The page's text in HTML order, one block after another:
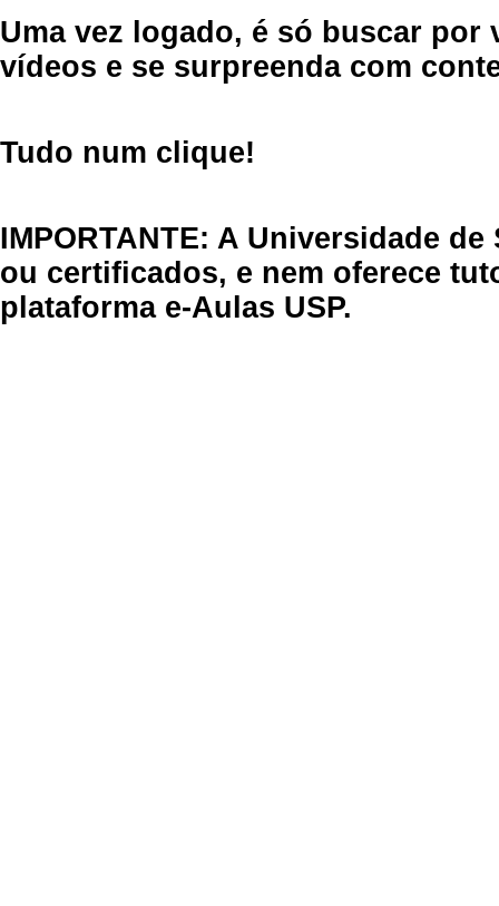
Uma vez logado, é só buscar por
vídeos e se surpreenda com
Tudo num clique!
IMPORTANTE: A Universidade
ou certificados, e nem oferece
plataforma e-Aulas USP.